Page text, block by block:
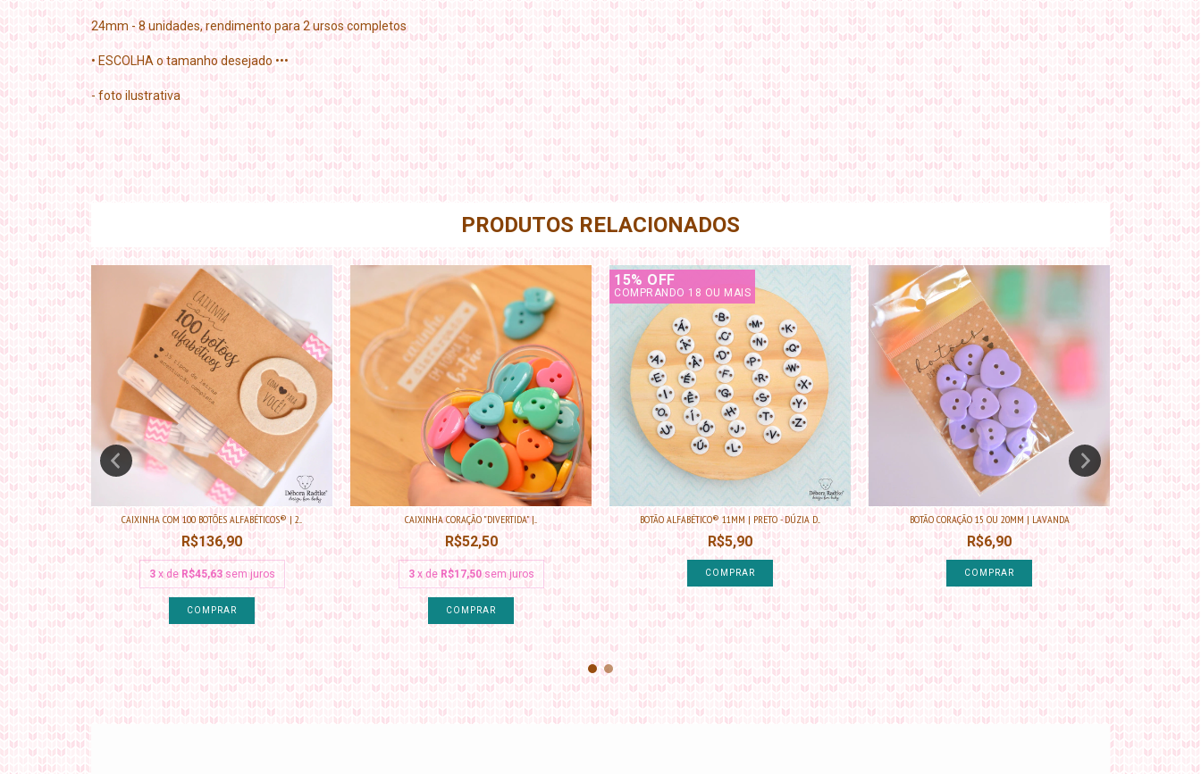
24mm - 8 unidades, rendimento para 2 ursos completos
• ESCOLHA o tamanho desejado •••
- foto ilustrativa
PRODUTOS RELACIONADOS
A ESCOL... CAIXINHA COM 100 BOTÕES ALFABÉTICOS® | 2...
R$136,90
3 x de R$45,63 sem juros
COMPRAR
CAIXINHA CORAÇÃO "DIVERTIDA" |...
R$52,50
3 x de R$17,50 sem juros
15% OFF
COMPRANDO 18 OU MAIS
BOTÃO ALFABÉTICO® 11MM | PRETO - DÚZIA D...
R$5,90
COMPRAR
BOTÃO CORAÇÃO 15 OU 20MM | LAVANDA
R$6,90
COMPRAR